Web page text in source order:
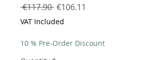
€117.90 Regular
Price
€106.11
VAT Included
10 % Pre-Order Discount